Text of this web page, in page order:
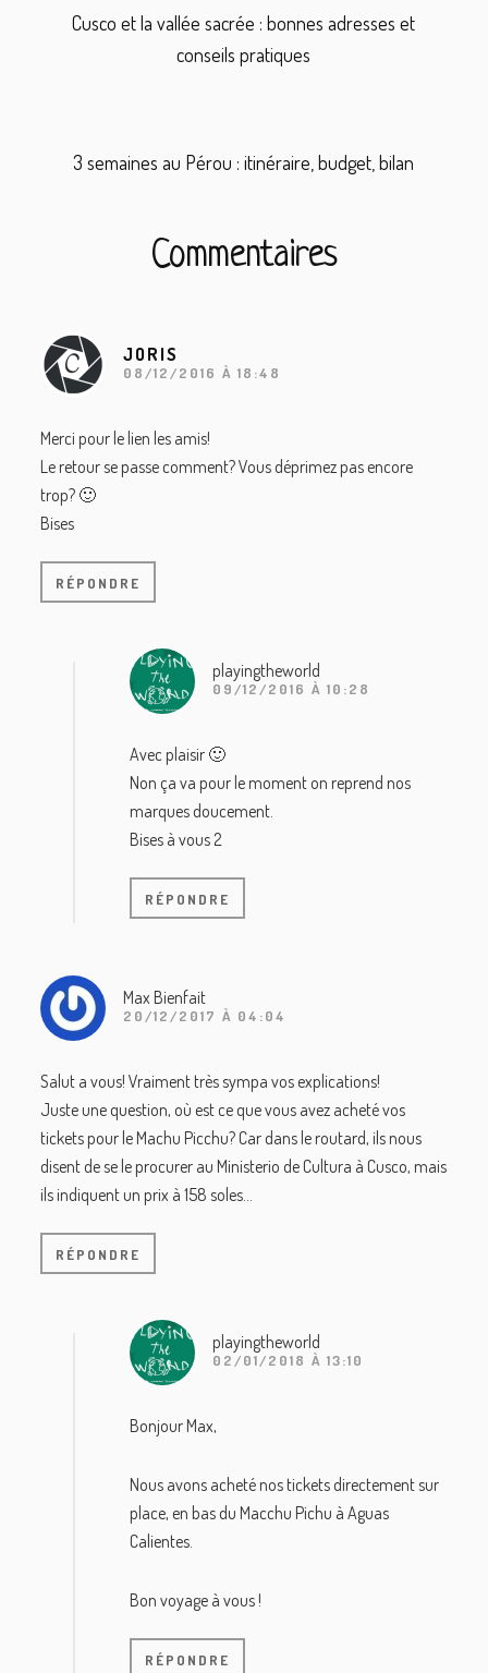
Cusco et la vallée sacrée : bonnes adresses et
conseils pratiques
3 semaines au Pérou : itinéraire, budget, bilan
Interactions
lecteur
Commentaires
JORIS
08/12/2016 À 18:48
Merci pour le lien les amis!
Le retour se passe comment? Vous déprimez pas encore
trop? 🙂
Bises
RÉPONDRE
playingtheworld
09/12/2016 À 10:28
Avec plaisir 🙂
Non ça va pour le moment on reprend nos
marques doucement.
Bises à vous 2
RÉPONDRE
Max Bienfait
20/12/2017 À 04:04
Salut a vous! Vraiment très sympa vos explications!
Juste une question, où est ce que vous avez acheté vos
tickets pour le Machu Picchu? Car dans le routard, ils nous
disent de se le procurer au Ministerio de Cultura à Cusco, mais
ils indiquent un prix à 158 soles…
RÉPONDRE
playingtheworld
02/01/2018 À 13:10
Bonjour Max,
Nous avons acheté nos tickets directement sur
place, en bas du Macchu Pichu à Aguas
Calientes.
Bon voyage à vous !
RÉPONDRE